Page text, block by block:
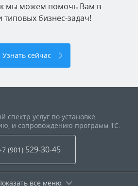
мы можем помочь Вам в
бизнес-задач!
Узнать сейчас
услуг по установке,
и сопровождению программ 1С.
(901) 529-30-45
все меню